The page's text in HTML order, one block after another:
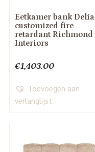
Eetkamer bank Delia
customized fire
retardant Richmond
Interiors
€1,403.00
Toevoegen aan
verlanglijst